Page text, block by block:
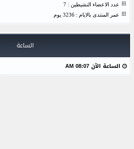
عدد الاعضاء النشيطين : 7
عمر المنتدى بالايام : 3236 يوم
الساعة
الساعة الآن 08:07 AM